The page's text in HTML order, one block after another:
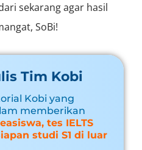
sekarang agar hasil
SoBi!
Tim Kobi
Kobi yang
memberikan
tes IELTS
studi S1 di luar